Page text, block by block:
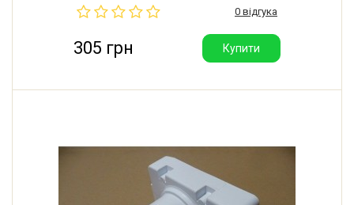
0 відгука
305 грн Купити